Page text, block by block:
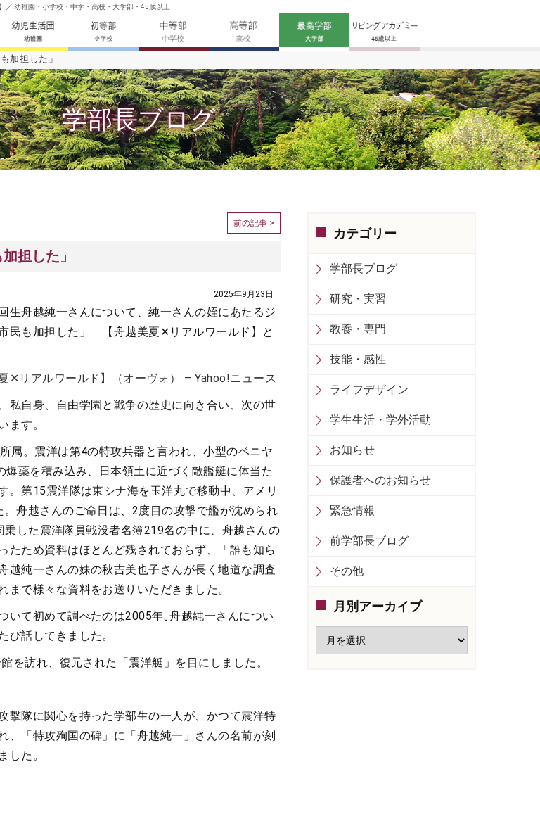
／ 幼稚園・小学校・中学・高校・大学部・45歳以上
加担した」
学部長ブログ
前の記事 >
担した」
2025年9月23日
生舟越純一さんについて、純一さんの姪にあたるジ
民も加担した」 【舟越美夏✕リアルワールド】と
✕リアルワールド】（オーヴォ） – Yahoo!ニュース
私自身、自由学園と戦争の歴史に向き合い、次の世
ます。
属。震洋は第4の特攻兵器と言われ、小型のベニヤ
薬を積み込み、日本領土に近づく敵艦艇に体当た
。第15震洋隊は東シナ海を玉洋丸で移動中、アメリ
舟越さんのご命日は、2度目の攻撃で艦が沈められ
した震洋隊員戦没者名簿219名の中に、舟越さんの
たため資料はほとんど残されておらず、「誰も知ら
越純一さんの妹の秋吉美也子さんが長く地道な調査
で様々な資料をお送りいただきました。
いて初めて調べたのは2005年｡舟越純一さんについ
び話してきました。
を訪れ、復元された「震洋艇」を目にしました。
撃隊に関心を持った学部生の一人が、かつて震洋特
、「特攻殉国の碑」に「舟越純一」さんの名前が刻
した。
カテゴリー
学部長ブログ
研究・実習
教養・専門
技能・感性
ライフデザイン
学生生活・学外活動
お知らせ
保護者へのお知らせ
緊急情報
前学部長ブログ
その他
月別アーカイブ